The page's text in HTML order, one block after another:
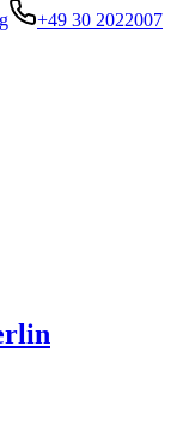
+49 30 2022007